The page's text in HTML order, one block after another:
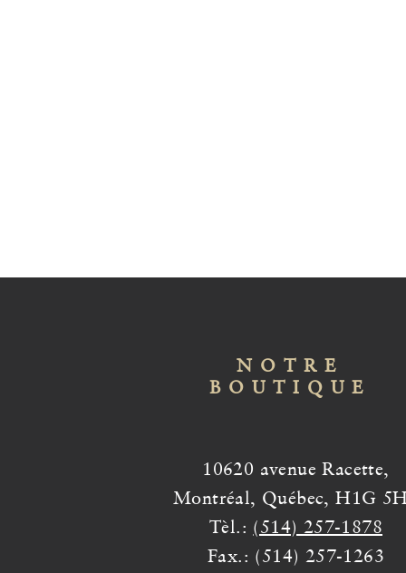
NOTRE
BOUTIQUE
10620 avenue Racette,
Montréal, Québec, H1G
Tèl.: (514) 257-1878
Fax.: (514) 257-1263